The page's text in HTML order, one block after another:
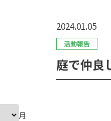
2024.01.05
活動報告
庭で仲良
月